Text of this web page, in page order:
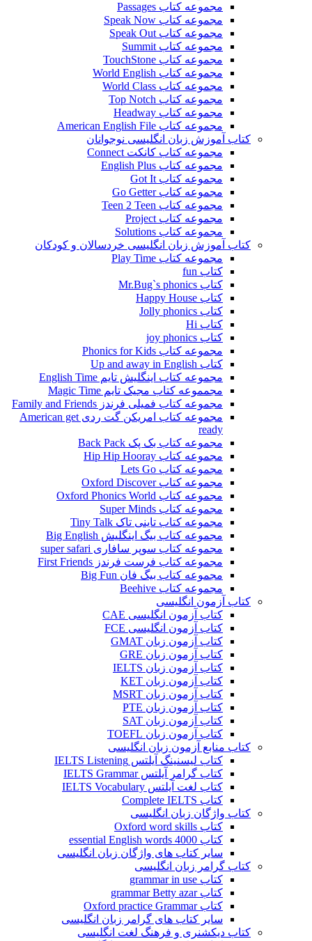
مجموعه کتاب Passages
مجموعه کتاب Speak Now
مجموعه کتاب Speak Out
مجموعه کتاب Summit
مجموعه کتاب TouchStone
مجموعه کتاب World English
مجموعه کتاب World Class
مجموعه کتاب Top Notch
مجموعه کتاب Headway
مجموعه کتاب American English File
کتاب آموزش زبان انگلیسی نوجوانان
مجموعه کتاب کانکت Connect
مجموعه کتاب English Plus
مجموعه کتاب Got It
مجموعه کتاب Go Getter
مجموعه کتاب Teen 2 Teen
مجموعه کتاب Project
مجموعه کتاب Solutions
کتاب آموزش زبان انگلیسی خردسالان و کودکان
مجموعه کتاب Play Time
کتاب fun
کتاب Mr.Bug`s phonics
کتاب Happy House
کتاب Jolly phonics
کتاب Hi
کتاب joy phonics
مجموعه کتاب Phonics for Kids
کتاب Up and away in English
مجموعه کتاب اینگلیش تایم English Time
مجمموعه کتاب مجیک تایم Magic Time
مجموعه کتاب فمیلی فرندز Family and Friends
مجموعه کتاب امریکن گت ردی American get
ready
مجموعه کتاب بک پک Back Pack
مجموعه کتاب Hip Hip Hooray
مجموعه کتاب Lets Go
مجموعه کتاب Oxford Discover
مجموعه کتاب Oxford Phonics World
مجموعه کتاب Super Minds
مجموعه کتاب تاینی تاک Tiny Talk
مجموعه کتاب بیگ اینگلیش Big English
مجموعه کتاب سوپر سافاری super safari
مجموعه کتاب فرست فرندز First Friends
مجموعه کتاب بیگ فان Big Fun
مجموعه کتاب Beehive
کتاب آزمون انگلیسی
کتاب آزمون انگلیسی CAE
کتاب آزمون انگلیسی FCE
کتاب آزمون زبان GMAT
کتاب آزمون زبان GRE
کتاب آزمون زبان IELTS
کتاب آزمون زبان KET
کتاب آزمون زبان MSRT
کتاب آزمون زبان PTE
کتاب آزمون زبان SAT
کتاب آزمون زبان TOEFL
کتاب منابع آزمون زبان انگلیسی
کتاب لیسنینگ آیلتس IELTS Listening
کتاب گرامر آیلتس IELTS Grammar
کتاب لغت آیلتس IELTS Vocabulary
کتاب Complete IELTS
کتاب واژگان زبان انگلیسی
کتاب Oxford word skills
کتاب essential English words 4000
سایر کتاب های واژگان زبان انگلیسی
کتاب گرامر زبان انگلیسی
کتاب grammar in use
کتاب grammar Betty azar
کتاب Oxford practice Grammar
سایر کتاب های گرامر زبان انگلیسی
کتاب دیکشنری و فرهنگ لغت انگلیسی